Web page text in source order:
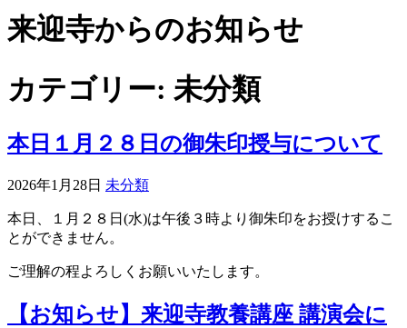
来迎寺からのお知らせ
カテゴリー: 未分類
本日１月２８日の御朱印授与について
2026年1月28日 未分類
本日、１月２８日(水)は午後３時より御朱印をお授けするこ
とができません。
ご理解の程よろしくお願いいたします。
【お知らせ】来迎寺教養講座 講演会に